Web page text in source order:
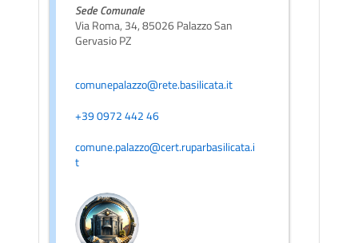
Sede Comunale
Via Roma, 34, 85026 Palazzo San
Gervasio PZ
comunepalazzo@rete.basilicata.it
+39 0972 442 46
comune.palazzo@cert.ruparbasilicata.i
t